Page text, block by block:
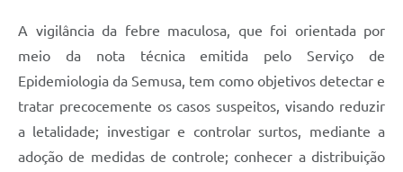
A vigilância da febre maculosa, que foi orientada por
meio da nota técnica emitida pelo Serviço de
Epidemiologia da Semusa, tem como objetivos detectar e
tratar precocemente os casos suspeitos, visando reduzir
a letalidade; investigar e controlar surtos, mediante a
adoção de medidas de controle; conhecer a distribuição